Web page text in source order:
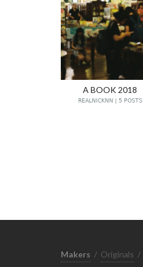
A BOOK 2018
REALNICKNN | 5 POSTS
Makers / Originals /